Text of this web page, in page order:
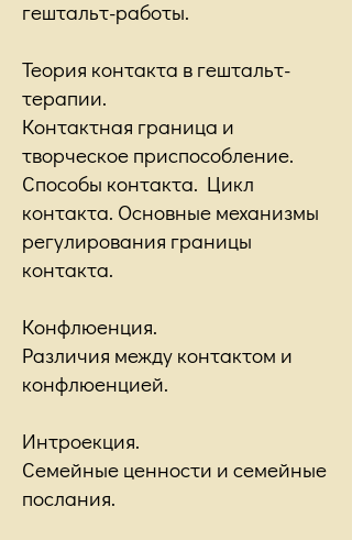
гештальт-работы.
Теория контакта в гештальт-
терапии.
Контактная граница и
творческое приспособление.
Способы контакта. Цикл
контакта. Основные механизмы
регулирования границы
контакта.
Конфлюенция.
Различия между контактом и
конфлюенцией.
Интроекция.
Семейные ценности и семейные
послания.